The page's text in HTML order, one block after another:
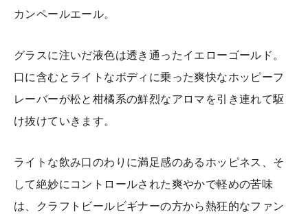
カンペールエール。
グラスに注いだ液色は透き通ったイエローゴールド。
口に含むとライトなボディに乗った爽快なホッピーフ
レーバーが松と柑橘系の鮮烈なアロマを引き連れて駆
け抜けていきます。
ライトな飲み口のわりに満足感のあるホッピネス、そ
して絶妙にコントロールされた爽やかで軽めの苦味
は、クラフトビールビギナーの方から熱狂的なファン